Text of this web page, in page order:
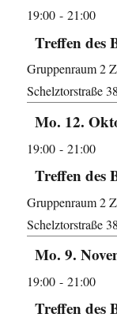
19:00- 21:00
Treffen des
Gruppenraum 2
Schelztorstraße 38
Mo. 12.
19:00- 21:00
Treffen des
Gruppenraum 2
Schelztorstraße 38
Mo. 9.
19:00- 21:00
Treffen des